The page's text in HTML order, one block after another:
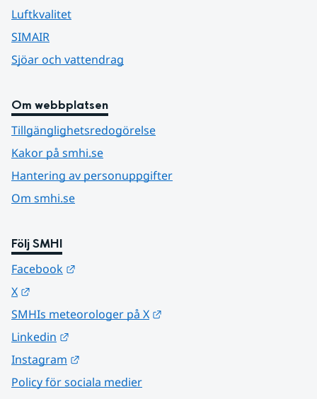
Luftkvalitet
SIMAIR
Sjöar och vattendrag
Om webbplatsen
Tillgänglighetsredogörelse
Kakor på smhi.se
Hantering av personuppgifter
Om smhi.se
Följ SMHI
Facebook
X
SMHIs meteorologer på X
Linkedin
Instagram
Policy för sociala medier